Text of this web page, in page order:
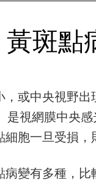
斑點
或中央視野
是視網膜中央
細胞一旦受損
變有多種，